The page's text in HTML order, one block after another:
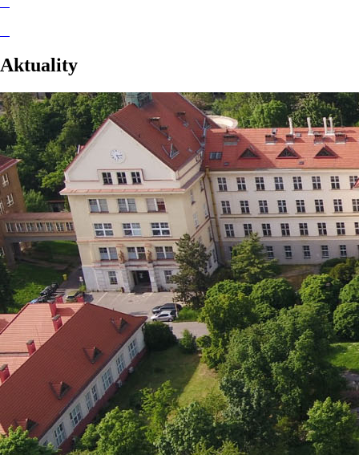
Aktuality